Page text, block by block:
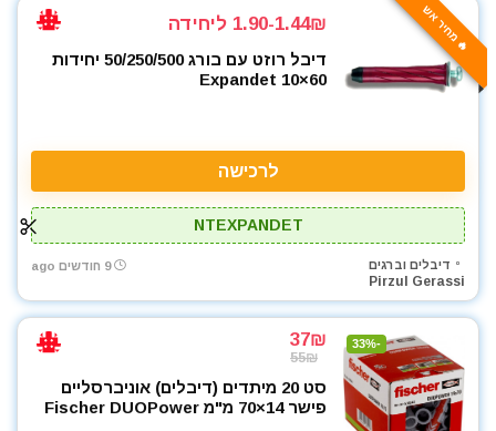
🔥 מחיר אש 1.90-1.44₪ ליחידה
דיבל רוזט עם בורג 50/250/500 יחידות
Expandet 10×60
לרכישה
NTEXPANDET
דיבלים וברגים
Pirzul Gerassi
9 חודשים ago
-33%
37₪
55₪
סט 20 מיתדים (דיבלים) אוניברסליים
פישר 14×70 מ"מ Fischer DUOPower